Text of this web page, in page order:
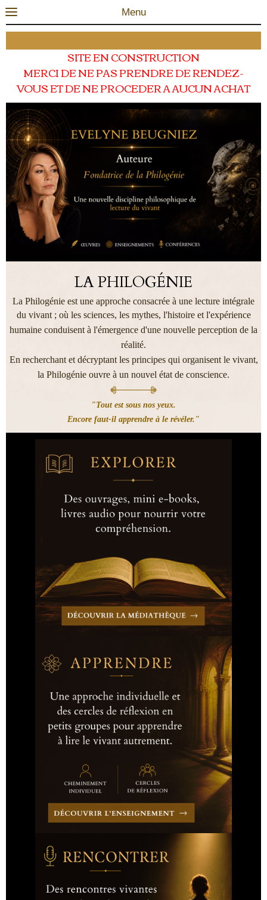
Menu
SITE EN CONSTRUCTION
MERCI DE NE PAS PRENDRE DE RENDEZ-
VOUS ET DE NE PROCEDER A AUCUN ACHAT
LA PHILOGÉNIE
La Philogénie est une approche consacrée à une lecture intégrale
du vivant ; où les sciences, les mythes, l'histoire et l'expérience
humaine conduisent à l'émergence d'une nouvelle perception de la
réalité.
En recherchant et décryptant les principes qui organisent le vivant,
la Philogénie ouvre à un nouvel état de conscience.
"Tout est sous nos yeux.
Encore faut-il apprendre à le révéler."